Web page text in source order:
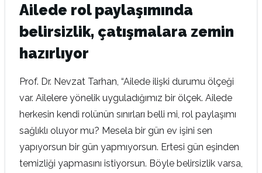
Ailede rol paylaşımında
belirsizlik, çatışmalara zemin
hazırlıyor
Prof. Dr. Nevzat Tarhan, “Ailede ilişki durumu ölçeği
var. Ailelere yönelik uyguladığımız bir ölçek. Ailede
herkesin kendi rolünün sınırları belli mi, rol paylaşımı
sağlıklı oluyor mu? Mesela bir gün ev işini sen
yapıyorsun bir gün yapmıyorsun. Ertesi gün eşinden
temizliği yapmasını istiyorsun. Böyle belirsizlik varsa,